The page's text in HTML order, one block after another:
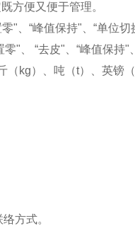
方便又便于管理。
"、“峰值保持"、“单位切
"、 “去皮"、“峰值保持"
（ kg）、吨（t）、英镑（
络方式。